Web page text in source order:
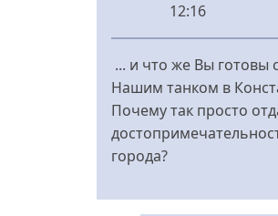
12:16
У
відповідь
... и что же Вы готовы
Нашим танком в
Почему так просто
города?